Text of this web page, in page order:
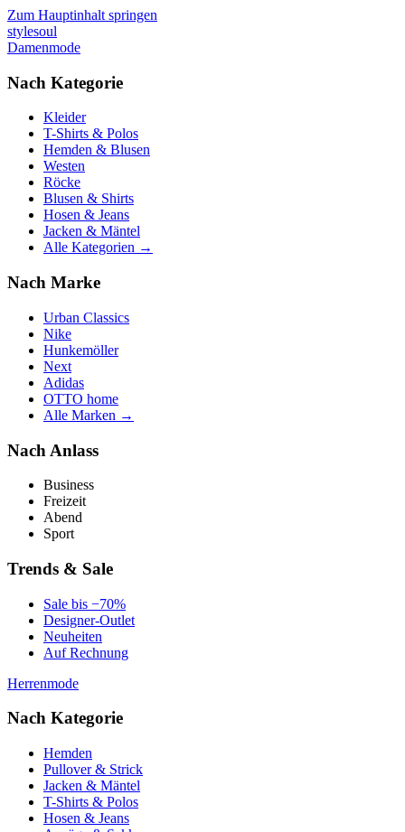
Zum Hauptinhalt springen
stylesoul
Damenmode
Nach Kategorie
Kleider
T-Shirts & Polos
Hemden & Blusen
Westen
Röcke
Blusen & Shirts
Hosen & Jeans
Jacken & Mäntel
Alle Kategorien →
Nach Marke
Urban Classics
Nike
Hunkemöller
Next
Adidas
OTTO home
Alle Marken →
Nach Anlass
Business
Freizeit
Abend
Sport
Trends & Sale
Sale bis −70%
Designer-Outlet
Neuheiten
Auf Rechnung
Herrenmode
Nach Kategorie
Hemden
Pullover & Strick
Jacken & Mäntel
T-Shirts & Polos
Hosen & Jeans